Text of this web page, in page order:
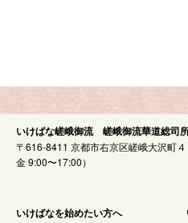
いけばな嵯峨御流 嵯峨御流華道総司
〒616-8411 京都市右京区嵯峨大沢町
金 9:00〜17:00）
いけばなを始めたい方へ